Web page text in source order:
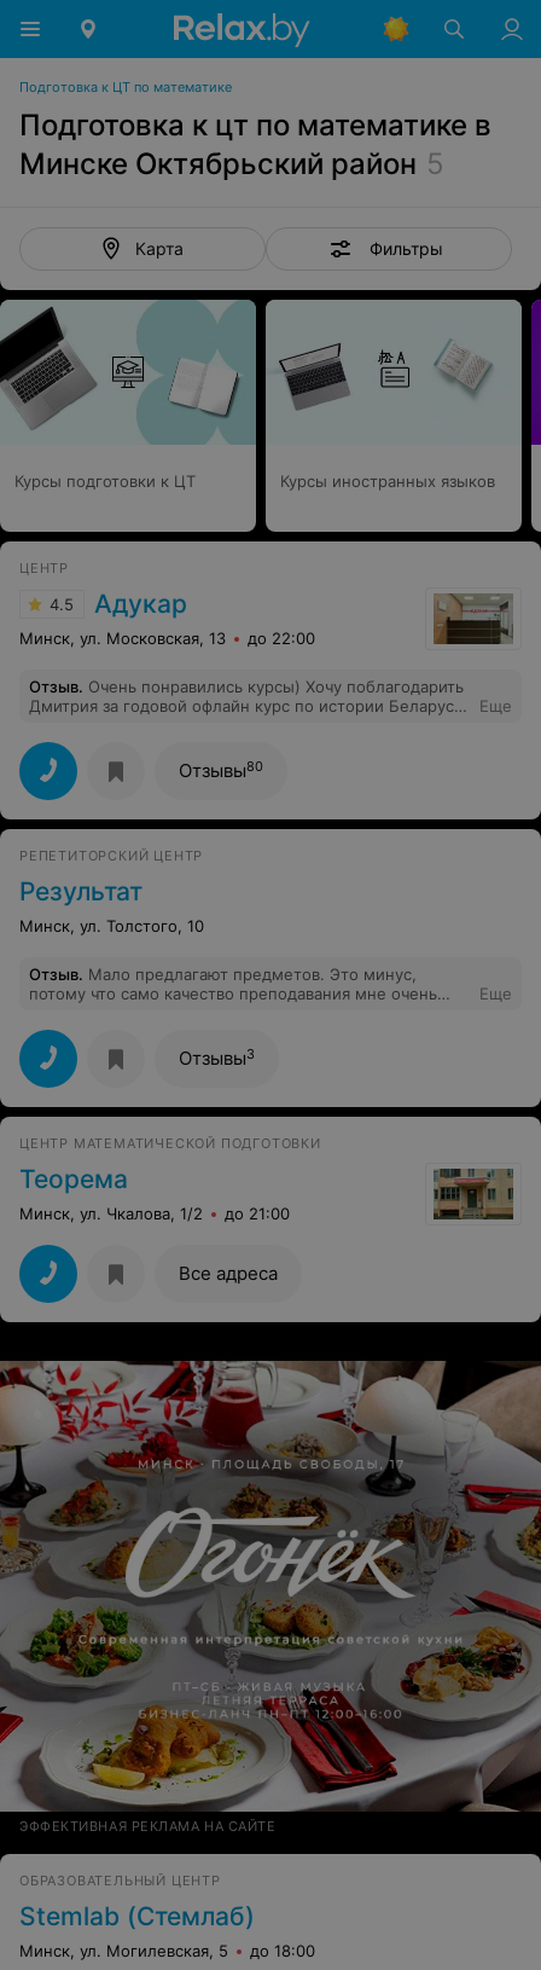
Подготовка к ЦТ по математике
Подготовка к цт по математике в
Минске Октябрьский район 5
Карта Фильтры
Курсы подготовки к ЦТ Курсы иностранных языков
ЦЕНТР
4.5 Адукар
Минск, ул. Московская, 13 до 22:00
Отзыв. Очень понравились курсы) Хочу поблагодарить
Дмитрия за годовой офлайн курс по истории Беларуси.
Уроки проходили в приятной атмосфере) Вообщем,
всем рекомендую
Еще
Отзывы80
РЕПЕТИТОРСКИЙ ЦЕНТР
Результат
Минск, ул. Толстого, 10
Отзыв. Мало предлагают предметов. Это минус,
потому что само качество преподавания мне очень
математику, но пришлось математику искать в другом.
Зато по русскому все было супер: без воды,
конкретно, по делу.
Еще
Отзывы3
ЦЕНТР МАТЕМАТИЧЕСКОЙ ПОДГОТОВКИ
Теорема
Минск, ул. Чкалова, 1/2 до 21:00
Все адреса
ЭФФЕКТИВНАЯ РЕКЛАМА НА САЙТЕ
ОБРАЗОВАТЕЛЬНЫЙ ЦЕНТР
Stemlab (Стемлаб)
Минск, ул. Могилевская, 5 до 18:00